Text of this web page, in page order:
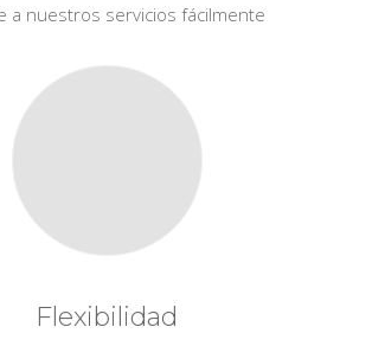
a nuestros servicios fácilmente
Flexibilidad